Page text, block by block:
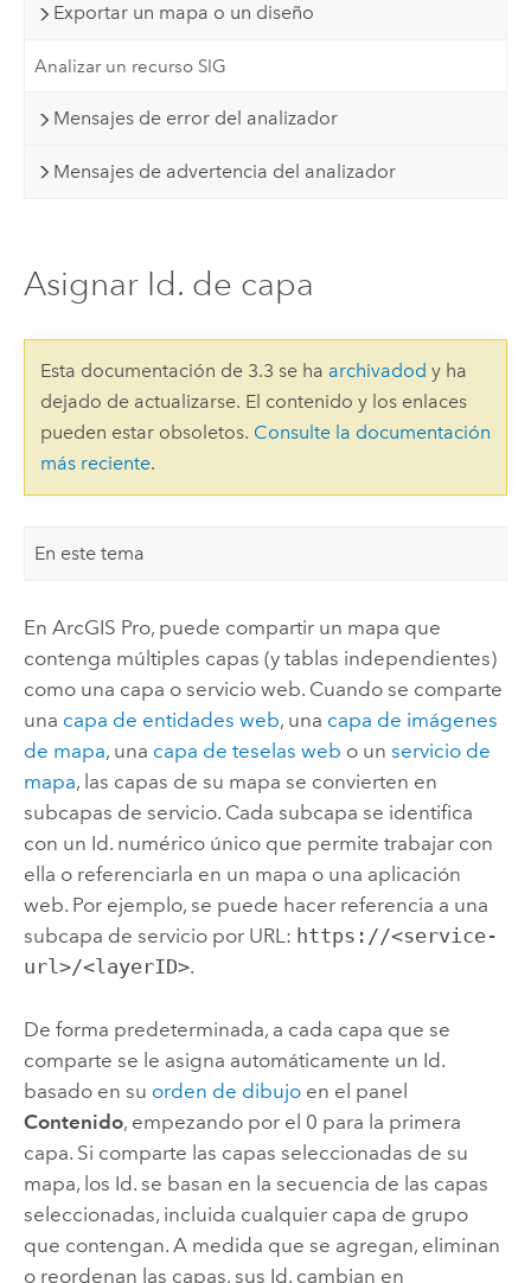
Exportar un mapa o un diseño
Analizar un recurso SIG
Mensajes de error del analizador
Mensajes de advertencia del analizador
Asignar Id. de capa
Esta documentación de 3.3 se ha archivadod y ha
dejado de actualizarse. El contenido y los enlaces
pueden estar obsoletos. Consulte la documentación
más reciente.
En este tema
En ArcGIS Pro, puede compartir un mapa que
contenga múltiples capas (y tablas independientes)
como una capa o servicio web. Cuando se comparte
una capa de entidades web, una capa de imágenes
de mapa, una capa de teselas web o un servicio de
mapa, las capas de su mapa se convierten en
subcapas de servicio. Cada subcapa se identifica
con un Id. numérico único que permite trabajar con
ella o referenciarla en un mapa o una aplicación
web. Por ejemplo, se puede hacer referencia a una
subcapa de servicio por URL: https://<service-
url>/<layerID>.
De forma predeterminada, a cada capa que se
comparte se le asigna automáticamente un Id.
basado en su orden de dibujoen el panel
Contenido, empezando por el 0 para la primera
capa. Si comparte las capas seleccionadas de su
mapa, los Id. se basan en la secuencia de las capas
seleccionadas, incluida cualquier capa de grupo
que contengan. A medida que se agregan, eliminan
o reordenan las capas, sus Id. cambian en